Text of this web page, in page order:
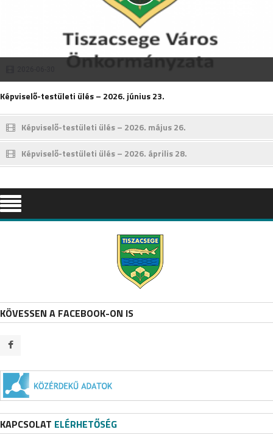
Képviselő-testületi ülés – 2026. június 23.
Képviselő-testületi ülés – 2026. május 26.
Képviselő-testületi ülés – 2026. április 28.
KÖVESSEN A FACEBOOK-ON IS
KAPCSOLAT ELÉRHETŐSÉG